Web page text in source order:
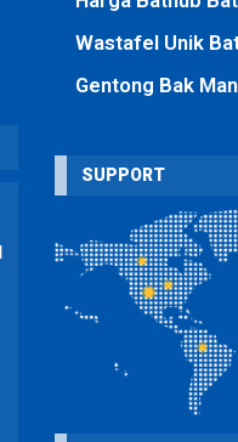
Wastafel Unik
Gentong Bak
SUPPORT